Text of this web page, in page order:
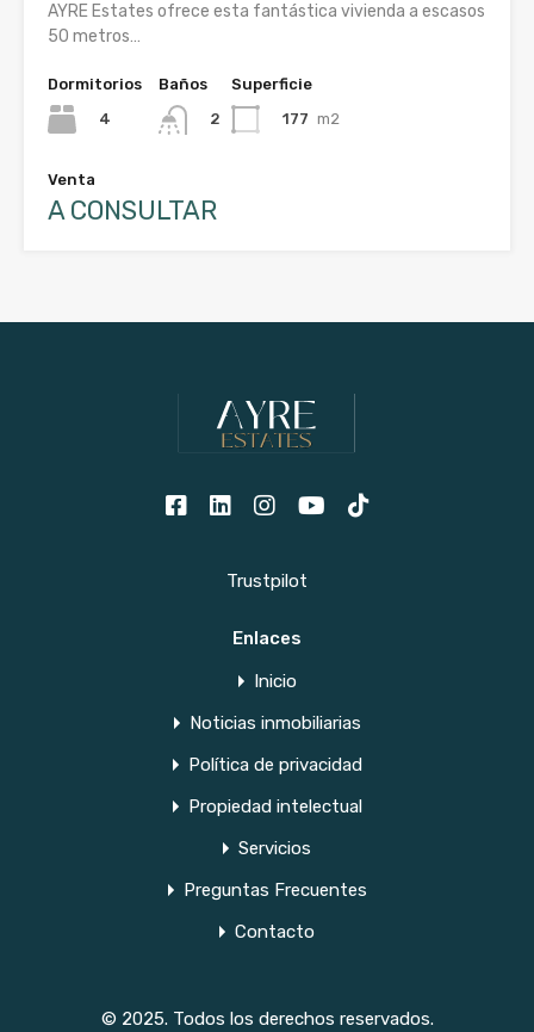
AYRE Estates ofrece esta fantástica vivienda a escasos
50 metros…
Dormitorios
4
Baños
2
Superficie
177 m2
Venta
A CONSULTAR
Trustpilot
Enlaces
Inicio
Noticias inmobiliarias
Política de privacidad
Propiedad intelectual
Servicios
Preguntas Frecuentes
Contacto
© 2025. Todos los derechos reservados.